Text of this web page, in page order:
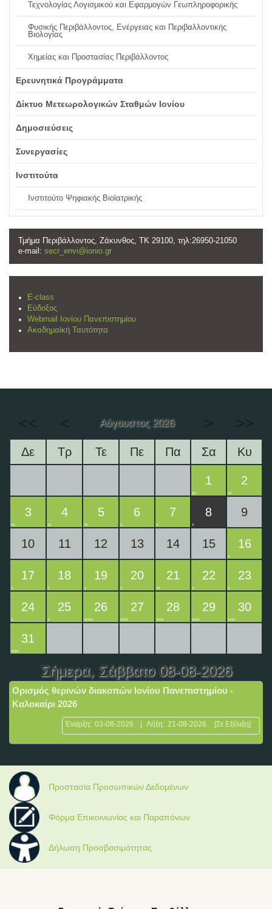
Τεχνολογίας Λογισμικού και Εφαρμογών Γεωπληροφορικής
Φυσικής Περιβάλλοντος, Ενέργειας και Περιβαλλοντικής
Βιολογίας
Χημείας και Προστασίας Περιβάλλοντος
Ερευνητικά Προγράμματα
Δίκτυο Μετεωρολογικών Σταθμών Ιονίου
Δημοσιεύσεις
Συνεργασίες
Ινστιτούτα
Ινστιτούτο Ψηφιακής Βιοϊατρικής
Τμήμα Περιβάλλοντος, Ζάκυνθος, ΤΚ 29100, τηλ:26950-21050
e-mail: secr_envi@ionio.gr
E-class
Εύδοξος
Webmail Ιονίου Πανεπιστημίου
Ακαδημαϊκή Ταυτότητα
<< < Αύγουστος 2026 > >>
Δε Τρ Τε Πε Πα Σα Κυ
1 2
3 4 5 6 7 8 9
10 11 12 13 14 15 16
17 18 19 20 21 22 23
24 25 26 27 28 29 30
31
Σήμερα, Σάββατο 08-08-2026
Ορισμός θερινών διακοπών Ιονίου Πανεπιστημίου -
Καλοκαίρι 2026
Έναρξη: 03-08-2026 Λήξη: 21-08-2026 [Σε Εξέλιξη]
Προστασία Προσωπικών Δεδομένων
Φόρμα Επικοινωνίας και Παραπόνων
Δήλωση Προσβασιμότητας